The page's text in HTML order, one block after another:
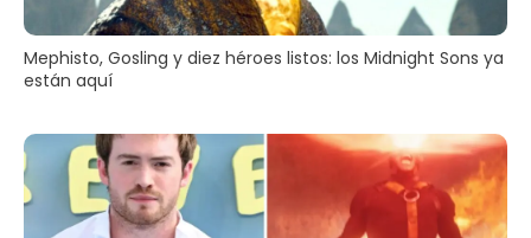
Mephisto, Gosling y diez héroes listos: los Midnight Sons ya
están aquí